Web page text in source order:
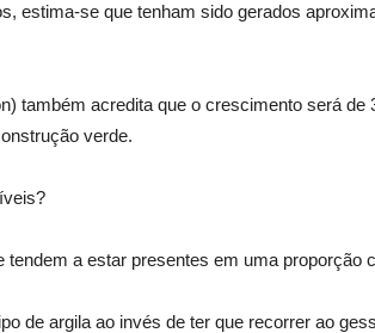
estima-se que tenham sido gerados
também acredita que o crescimento será
verde.
a estar presentes em uma proporção
de argila ao invés de ter que recorrer ao